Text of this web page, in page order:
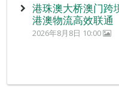
港珠澳大桥澳门跨
港澳物流高效联通
2026年8月8日 10:00